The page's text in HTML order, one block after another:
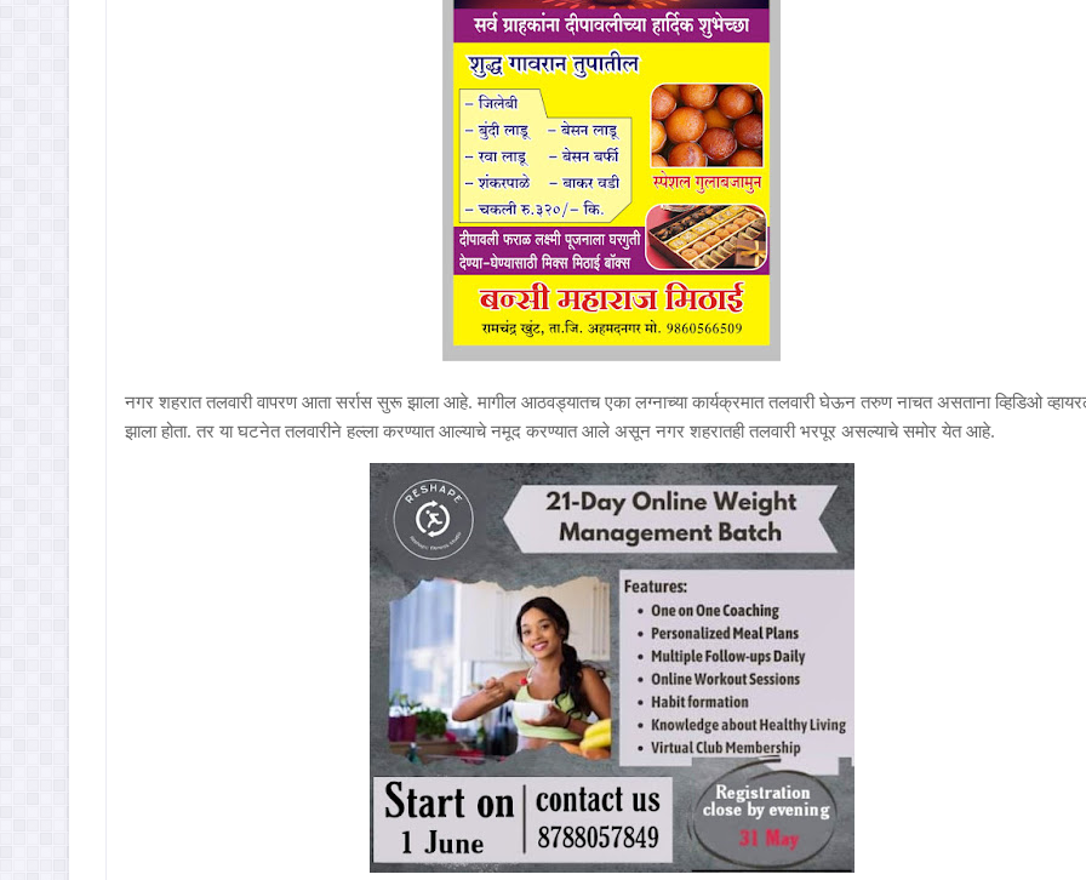
नगर शहरात तलवारी वापरण आता सर्रास सुरू झाला आहे. मागील आठवड्यातच एका लग्नाच्या कार्यक्रमात तलवारी घेऊन तरुण नाचत असताना व्हिडिओ
झाला होता. तर या घटनेत तलवारीने हल्ला करण्यात आल्याचे नमूद करण्यात आले असून नगर शहरातही तलवारी भरपूर असल्याचे समोर येत आहे.